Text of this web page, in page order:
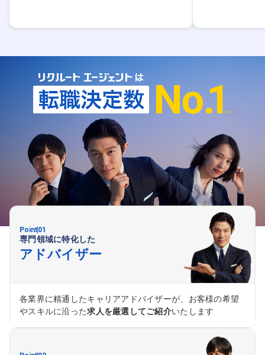
す。業務システムがきちんと構築されているため、
ため、安心して業務に取り組んでいただけます。 募
集職種 【大阪・京都・滋賀】営業事務 ※未経験可
規開拓、管理運営
の用地取得、道路
路施設や道路工事
上記いずれかの部
均16日取得
Point01
専門領域に特化した
アドバイザー
各業界に精通したキャリアアドバイザーが、お客様の希望
やスキルに沿った求人を厳選してご紹介いたします